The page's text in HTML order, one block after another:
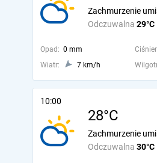
Odczuwalna 29°C
Zachmurzenie
Opad: 0 mm
Wiatr:
7 km/h
10:00
28°C
Odczuwalna 30°C
Zachmurzenie